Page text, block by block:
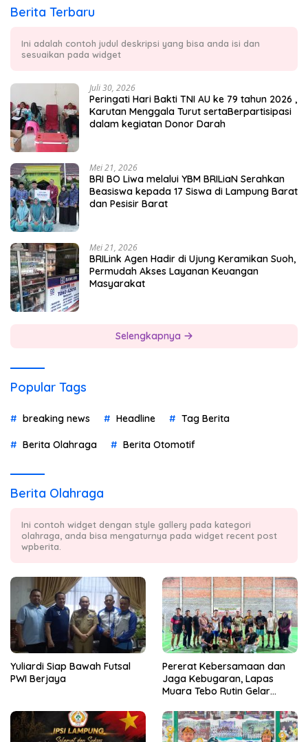
Berita Terbaru
Ini adalah contoh judul deskripsi yang bisa anda isi dan
sesuaikan pada widget
Juli 30, 2026
Peringati Hari Bakti TNI AU ke 79 tahun 2026 ,
Karutan Menggala Turut sertaBerpartisipasi
dalam kegiatan Donor Darah
Mei 21, 2026
BRI BO Liwa melalui YBM BRILiaN Serahkan
Beasiswa kepada 17 Siswa di Lampung Barat
dan Pesisir Barat
Mei 21, 2026
BRILink Agen Hadir di Ujung Keramikan Suoh,
Permudah Akses Layanan Keuangan
Masyarakat
Selengkapnya
Popular Tags
breaking news Headline Tag Berita
Berita Olahraga Berita Otomotif
Berita Olahraga
Ini contoh widget dengan style gallery pada kategori
olahraga, anda bisa mengaturnya pada widget recent post
wpberita.
Yuliardi Siap Bawah Futsal
PWI Berjaya
Pererat Kebersamaan dan
Jaga Kebugaran, Lapas
Muara Tebo Rutin Gelar